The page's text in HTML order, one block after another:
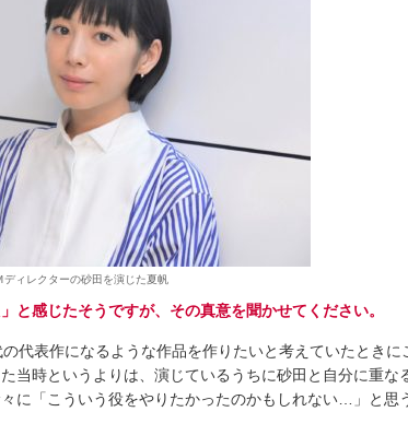
ディレクターの砂田を演じた夏帆
と感じたそうですが、その真意を聞かせてください。
表作になるような作品を作りたいと考えていたときに
当時というよりは、演じているうちに砂田と自分に重な
に「こういう役をやりたかったのかもしれない…」と思